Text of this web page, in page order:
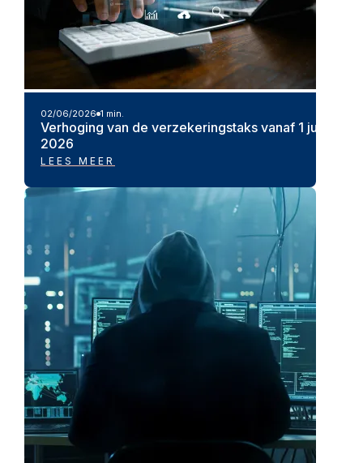
02/06/2026 1 min.
Verhoging van de verzekeringstaks vanaf 1 juli
2026
LEES MEER